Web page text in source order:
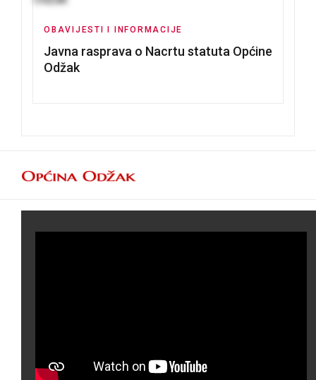
OBAVIJESTI I INFORMACIJE
Javna rasprava o Nacrtu statuta Općine
Odžak